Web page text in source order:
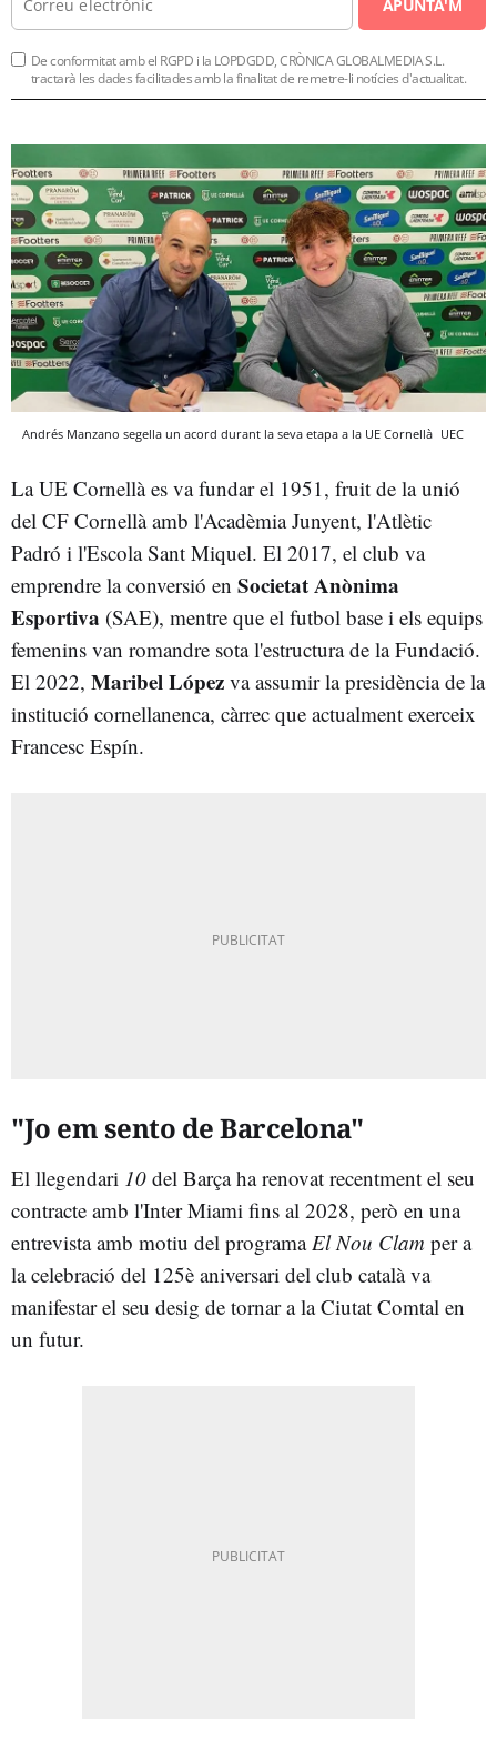
APUNTA'M
De conformitat amb el RGPD i la LOPDGDD, CRÒNICA GLOBALMEDIA S.L.
tractarà les dades facilitades amb la finalitat de remetre-li notícies d'actualitat.
Andrés Manzano segella un acord durant la seva etapa a la UE Cornellà UEC
La UE Cornellà es va fundar el 1951, fruit de la unió
del CF Cornellà amb l'Acadèmia Junyent, l'Atlètic
Padró i l'Escola Sant Miquel. El 2017, el club va
emprendre la conversió en Societat Anònima
Esportiva (SAE), mentre que el futbol base i els equips
femenins van romandre sota l'estructura de la Fundació.
El 2022, Maribel López va assumir la presidència de la
institució cornellanenca, càrrec que actualment exerceix
Francesc Espín.
"Jo em sento de Barcelona"
El llegendari 10 del Barça ha renovat recentment el seu
contracte amb l'Inter Miami fins al 2028, però en una
entrevista amb motiu del programa El Nou Clam per a
la celebració del 125è aniversari del club català va
manifestar el seu desig de tornar a la Ciutat Comtal en
un futur.